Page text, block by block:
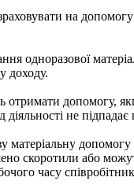
на
одноразової
доходу.
допомогу,
не підпадає
матеріальну
скоротили або
часу